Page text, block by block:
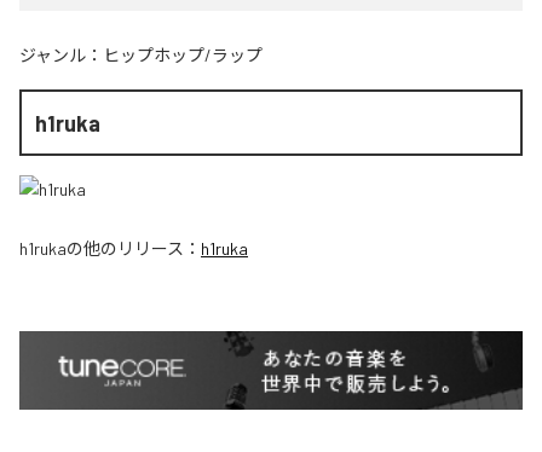
ジャンル： ヒップホップ/ラップ
h1ruka
h1rukaの他のリリース： h1ruka